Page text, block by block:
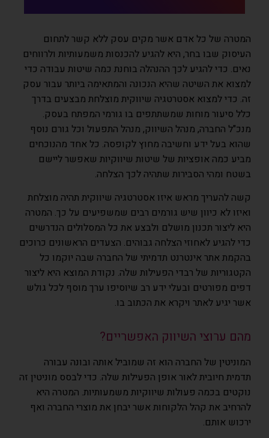
המטרה של כל אדם אשר מקים עסק ללא קשר לתחום
העיסוק שבו בחר, היא להגיע להכנסות משמעותיות ולרווחים
נאים. כדי להגיע לכך ההנהלה בוחנת כמה שיטות עבודה כדי
למצוא את השיטה שהיא הנכונה והמתאימה ביותר עבור עסק
זה. כדי למצוא אסטרטגיה שיווקית מוצלחת מבצעים בדרך
כלל סיעור מוחות שמשתתפים בו גורמי המפתח בעסק.
מנכ"ל החברה, מנהל השיווק, מנהל התפעול וכל גורם נוסף
שהוא בעל ידע וחשיבה מחוץ לקופסה. כל אחד מהנוכחים
מביע כמה אופציות של שיטות שיווקיות שאפשר ליישם
בשטח ומהי הסבירות שתהיה לכך הצלחה.
קשה להעריך מראש איזו אסטרטגיה שיווקית תהיה מוצלחת
ואיזו לא כיוון שיש גורמים רבים שמשפיעים על כך. המטרה
היא ליצור תכנון מושלם ולבצע את כל המסלולים הנדרשים
כדי להגיע לאחוזי הצלחה גבוהים. הצעדים הראשונים כרוכים
בהקמת אתר אינטרנט תדמיתי של החברה שבה יוקמו כל
הקטגוריות של רבדי הפעילות שלה. נקודת המוצא היא ליצור
דפים מפורטים ובעלי ידע רב שיוסיפו ערך מוסף לכל גולש
אשר יגיע לאתר ויקרא את הכתוב בו.
מהם ערוצי השיווק האפשריים?
המוניטין של החברה הוא זה שמוביל אותה ובונה עבורה
תדמית חיובית לאור אופן הפעילות שלה. כדי לבסס מוניטין זה
נוקטים בכמה פעולות שיווקיות משמעותיות. המטרה היא
להרחיב את קהל הלקוחות אשר יבחן את מוצרי החברה ואף
ירכוש אותם.